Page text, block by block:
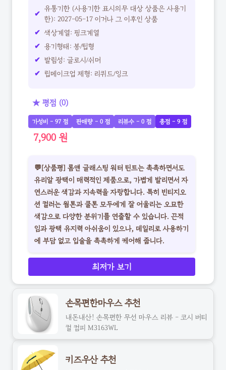
유통기한 (사용기한 표시의무 대상 상품은 사용기
한): 2027-05-17 이거나 그 이후인 상품
색상계열: 핑크계열
용기형태: 봉/팁형
발림성: 글로시/쉬머
립메이크업 제형: 리퀴드/잉크
★ 평점 (0)
가성비 - 97 점 판매량 - 0 점 리뷰수 - 0 점 총점 - 9 점
7,900 원
💬[상품평] 롬앤 글래스팅 워터 틴트는 촉촉하면서도
유리알 광택이 매력적인 제품으로, 가볍게 발리면서 자
연스러운 색감과 지속력을 자랑합니다. 특히 빈티지오
션 컬러는 웜톤과 쿨톤 모두에게 잘 어울리는 오묘한
색감으로 다양한 분위기를 연출할 수 있습니다. 끈적
임과 광택 유지력 아쉬움이 있으나, 데일리로 사용하기
에 부담 없고 입술을 촉촉하게 케어해 줍니다.
최저가 보기
손목편한마우스 추천
내돈내산! 손목편한 무선 마우스 리뷰 - 코시 버티
컬 컴피 M3163WL
키즈우산 추천